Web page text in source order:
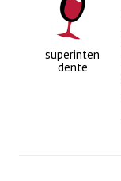
superinten
dente